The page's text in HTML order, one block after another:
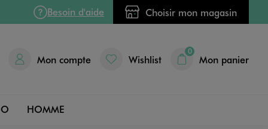
Besoin d'aide Choisir mon magasin
Mon compte Wishlist
0
Mon panier
HOMME